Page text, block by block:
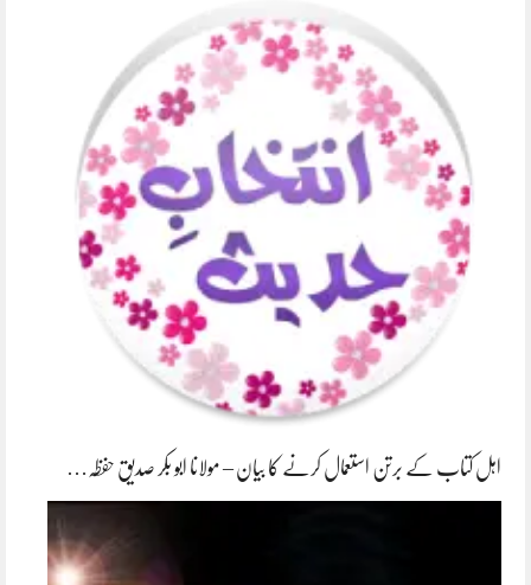
اہل کتاب کے برتن استعمال کرنے کا بیان – مولانا ابو بکر صدیق حفظہ…